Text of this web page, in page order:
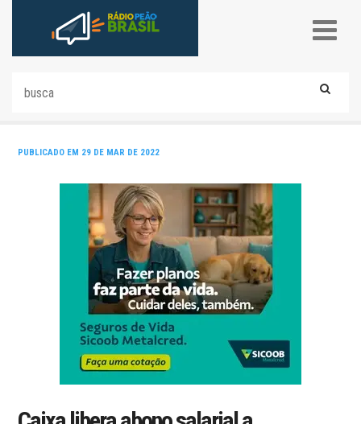
PUBLICADO EM 29 DE MAR DE 2022